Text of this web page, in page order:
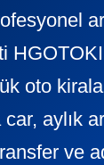
oto
car, aylık
ve